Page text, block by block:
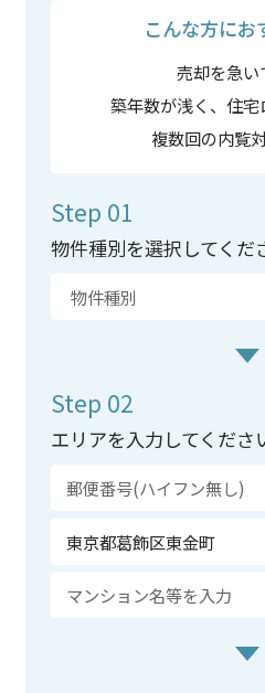
こんな方にお
売却を急
築年数が浅く、住
複数回の内覧
Step 01
物件種別を選択してくだ
Step 02
エリアを入力してくださ